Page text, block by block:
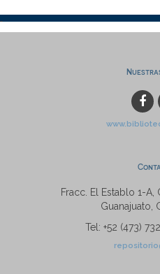
Fracc. El Establo 1-A,
Guanajuato,
Tel: +52 (473)